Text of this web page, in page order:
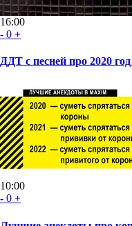
16:00
- 0 +
ДДТ с песней про 2020
10:00
- 0 +